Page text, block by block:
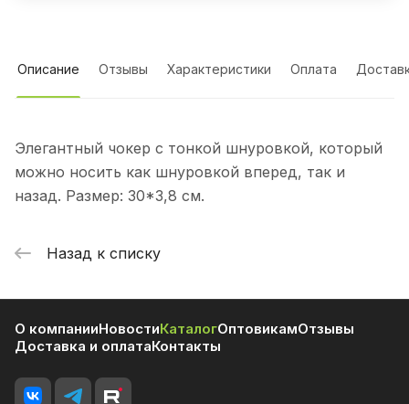
Описание Отзывы Характеристики Оплата
Элегантный чокер с тонкой шнуровкой, который
можно носить как шнуровкой вперед, так и
назад. Размер: 30*3,8 см.
Назад к списку
О компанииНовостиКаталогОптовикамОтзывы
Доставка и оплатаКонтакты